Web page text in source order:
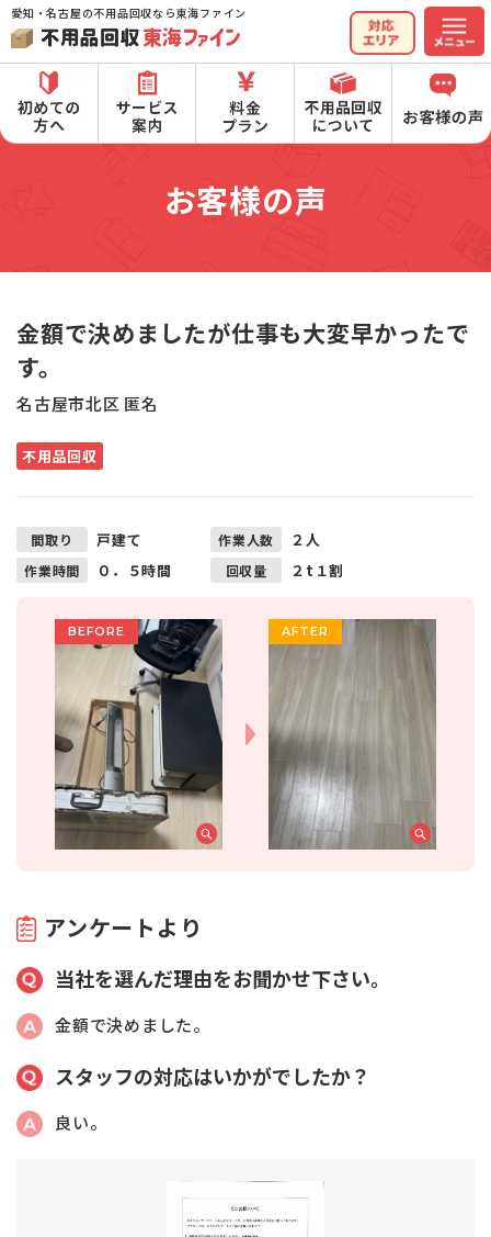
愛知・名古屋の不用品回収なら東海ファイン
お客様の声
金額で決めましたが仕事も大変早かったで
す。
名古屋市北区 匿名
不用品回収
間取り 戸建て 作業人数 ２人
作業時間 ０．５時間 回収量 ２t１割
アンケートより
当社を選んだ理由をお聞かせ下さい。
金額で決めました。
スタッフの対応はいかがでしたか？
良い。